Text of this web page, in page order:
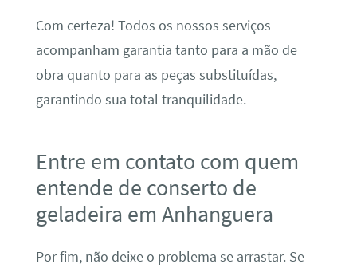
Com certeza! Todos os nossos serviços
acompanham garantia tanto para a mão de
obra quanto para as peças substituídas,
garantindo sua total tranquilidade.
Entre em contato com quem
entende de conserto de
geladeira em Anhanguera
Por fim, não deixe o problema se arrastar. Se